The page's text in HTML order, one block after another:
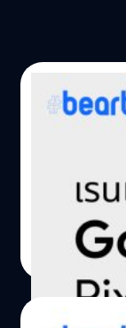
30/12/2019
หลุดภาพเ
หลังจากเมื่อ
Pixel 4a XL
ศุภกานต์ เหล่ารั
Read More